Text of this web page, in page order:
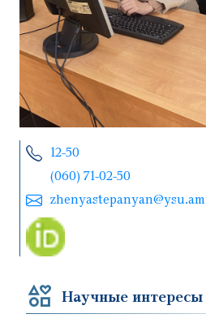
12-50
(060) 71-02-50
zhenyastepanyan@ysu.am
Научные интересы